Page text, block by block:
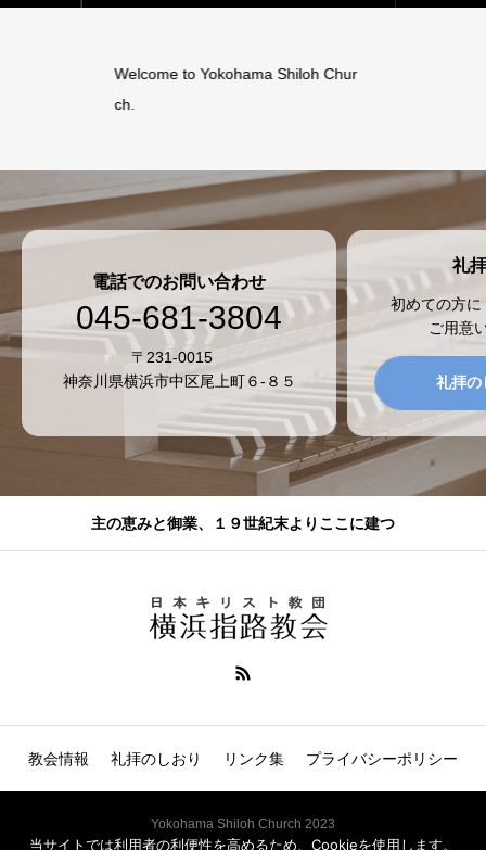
電話でのお問い合わせ
045-681-3804
〒231-0015
神奈川県横浜市中区尾上町６-８５
礼
初めての方
ご用意
礼拝の
主の恵みと御業、１９世紀末よりここに建つ
教会情報 礼拝のしおり リンク集 プライバシーポリシー
Yokohama Shiloh Church 2023
当サイトでは利用者の利便性を高めるため、Cookieを使用します。